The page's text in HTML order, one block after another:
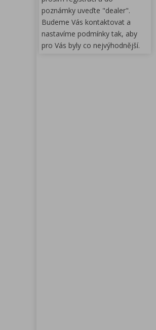
poznámky uveďte "dealer".
Budeme Vás kontaktovat a
nastavíme podmínky tak, aby
pro Vás byly co nejvýhodnější.